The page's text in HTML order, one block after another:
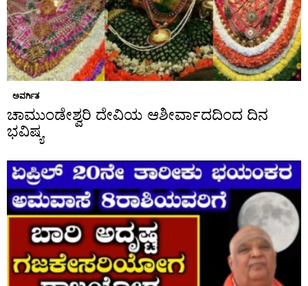
ಅವರ್ಗಿತ
ಚಾಮುಂಡೇಶ್ವರಿ ದೇವಿಯ ಆಶೀರ್ವಾದದಿಂದ ದಿನ
ಭವಿಷ್ಯ